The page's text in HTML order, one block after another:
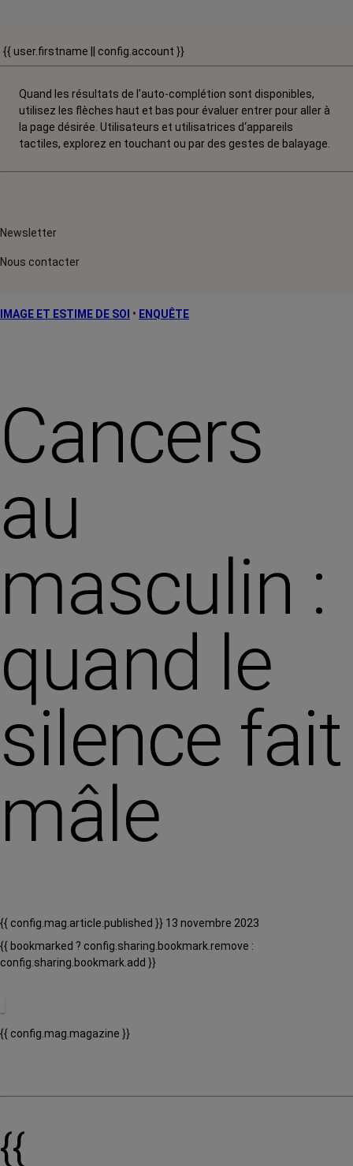
{{ user.firstname || config.account }}
Quand les résultats de l'auto-complétion sont disponibles,
utilisez les flèches haut et bas pour évaluer entrer pour aller à
la page désirée. Utilisateurs et utilisatrices d‘appareils
tactiles, explorez en touchant ou par des gestes de balayage.
Newsletter
Nous contacter
IMAGE ET ESTIME DE SOI • ENQUÊTE
Cancers
au
masculin :
quand le
silence fait
mâle
{{ config.mag.article.published }} 13 novembre 2023
{{ bookmarked ? config.sharing.bookmark.remove :
config.sharing.bookmark.add }}
{{ config.mag.magazine }}
{{